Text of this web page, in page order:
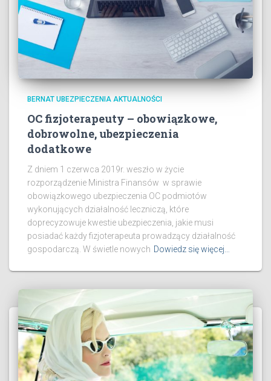
BERNAT UBEZPIECZENIA AKTUALNOŚCI
OC fizjoterapeuty – obowiązkowe,
dobrowolne, ubezpieczenia
dodatkowe
Z dniem 1 czerwca 2019r. weszło w życie
rozporządzenie Ministra Finansów w sprawie
obowiązkowego ubezpieczenia OC podmiotów
wykonujących działalność leczniczą, które
doprecyzowuje kwestie ubezpieczenia, jakie musi
posiadać każdy fizjoterapeuta prowadzący działalność
gospodarczą. W świetle nowych Dowiedz się więcej…